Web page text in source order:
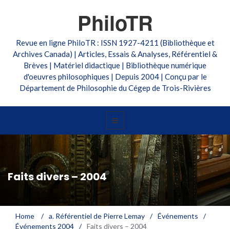
PhiloTR
Revue en ligne PhiloTR : ISSN 1927-4211 (Bibliothèque et
Archives Canada) | Articles, Essais & Analyses, Référentiel &
Brèves | Matériel didactique | Bibliothèque numérique
d'oeuvres philosophiques | Depuis 2004 | Conçu par le
Département de Philosophie du Cégep de Trois-Rivières
Faits divers – 2004
Home / a. Référentiel de Pierre Lemay / Événements
/
Événements 2004 / Faits divers – 2004